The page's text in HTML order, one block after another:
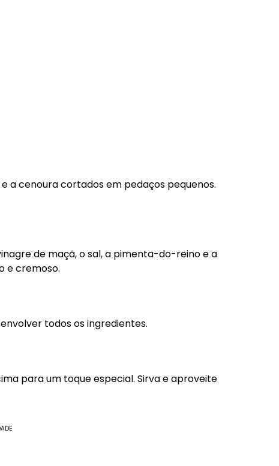
a cenoura cortados em pedaços pequenos.
de maçã, o sal, a pimenta-do-reino e a
e cremoso.
todos os ingredientes.
para um toque especial. Sirva e aproveite